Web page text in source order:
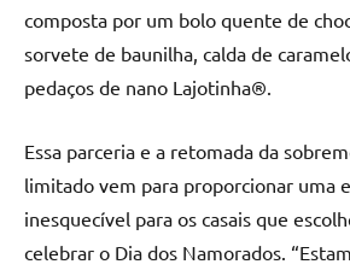
composta por um bolo quente de
sorvete de baunilha, calda de
pedaços de nano Lajotinha®.
Essa parceria e a retomada da
limitado vem para proporcionar uma
inesquecível para os casais que
celebrar o Dia dos Namorados.